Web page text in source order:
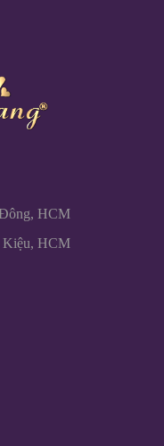
HCM
Kiệu, HCM